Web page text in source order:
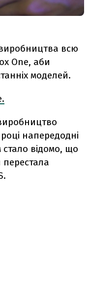
всю
One, аби
моделей.
напередодні
стало відомо, що
перестала